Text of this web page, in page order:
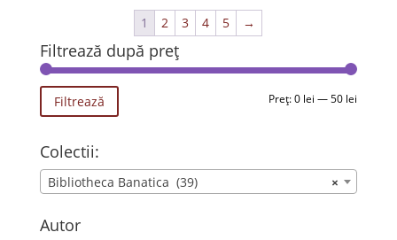
18.00 lei.
13.50 lei.
1 2 3 4 5 →
Filtrează după preț
Filtrează Preț:0 lei —50 lei
Colectii:
×
Bibliotheca Banatica (39)
Autor